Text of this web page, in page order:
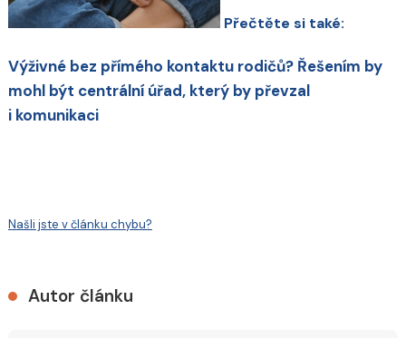
Přečtěte si také:
Výživné bez přímého kontaktu rodičů? Řešením by
mohl být centrální úřad, který by převzal
i komunikaci
Našli jste v článku chybu?
Autor článku